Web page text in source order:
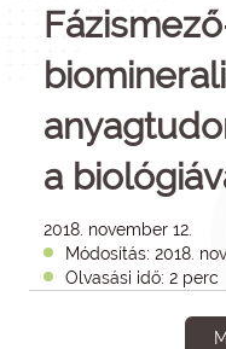
a
2018. november 12.
Módosítás: 2018.
Olvasási idő: 2 perc